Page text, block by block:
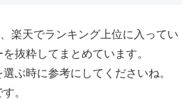
楽天でランキング上位に入ってい
抜粋してまとめています。
ぶ時に参考にしてくださいね。
。